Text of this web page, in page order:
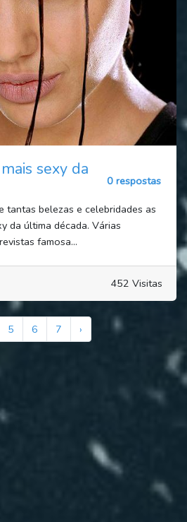
sexy da
0 respostas
tantas belezas e celebridades as
da última década. Várias
famosa...
452 Visitas
5 6 7 ›